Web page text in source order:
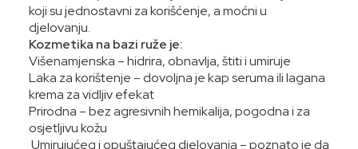
koji su jednostavni za korišćenje, a moćni u
djelovanju.
Kozmetika na bazi ruže je:
Višenamjenska – hidrira, obnavlja, štiti i umiruje
Laka za korištenje – dovoljna je kap seruma ili lagana
krema za vidljiv efekat
Prirodna – bez agresivnih hemikalija, pogodna i za
osjetljivu kožu
Umirujućeg i opuštajućeg djelovanja – poznato je da